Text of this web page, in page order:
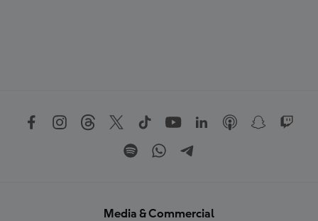
Media & Commercial